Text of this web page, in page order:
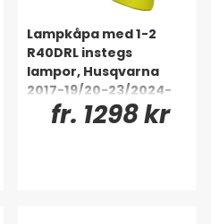
Lampkåpa med 1-2
R40DRL instegs
lampor, Husqvarna
2017-19/20-23/2024-
fr. 1298 kr